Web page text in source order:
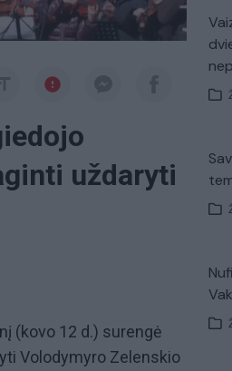
uždaryti
(kovo 12 d.) surengė
Volodymyro Zelenskio